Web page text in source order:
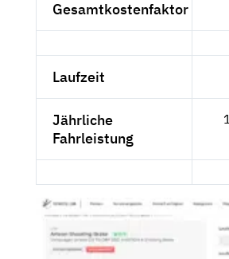
Gesamtkostenfaktor
Laufzeit
Jährliche
Fahrleistung